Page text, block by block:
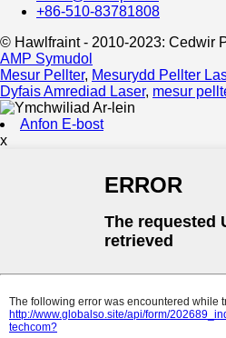
+86-510-83781808
© Hawlfraint - 2010-2023: Cedwir
AMP Symudol
Mesur Pellter, Mesurydd Pellter
Dyfais Amrediad Laser, mesur
Anfon E-bost
x